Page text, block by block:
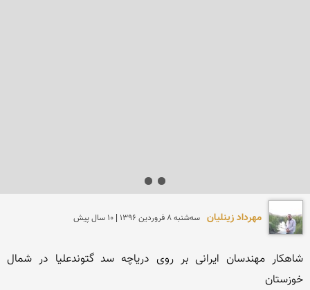
مهرداد زینلیان سه‌شنبه 8 فروردين 1396 | 10 سال پیش
خوزستان